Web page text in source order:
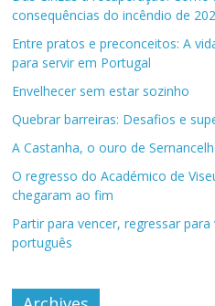
consequências do incêndio de
Entre pratos e preconceitos: A
para servir em Portugal
Envelhecer sem estar sozinho
Quebrar barreiras: Desafios e
A Castanha, o ouro de
O regresso do Académico de
chegaram ao fim
Partir para vencer, regressar
português